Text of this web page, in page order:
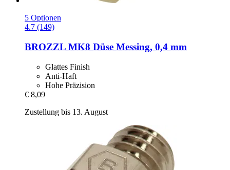
5 Optionen
4.7 (149)
BROZZL MK8 Düse Messing, 0,4 mm
Glattes Finish
Anti-Haft
Hohe Präzision
€ 8,09
Zustellung bis 13. August